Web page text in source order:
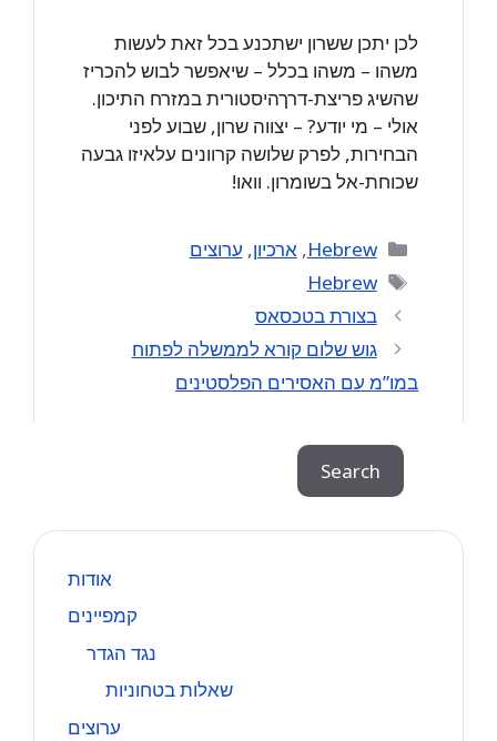
לכן יתכן ששרון ישתכנע בכל זאת לעשות
משהו – משהו בכלל – שיאפשר לבוש להכריז
שהשיג פריצת-דרךהיסטורית במזרח התיכון.
אולי – מי יודע? – יצווה שרון, שבוע לפני
הבחירות, לפרק שלושה קרוונים עלאיזו גבעה
שכוחת-אל בשומרון. וואו!
Categories
Hebrew
, ארכיון, ערוצים
Tags
Hebrew
בצורת בטכסאס
גוש שלום קורא לממשלה לפתוח
במו”מ עם האסירים הפלסטינים
Search
אודות
קמפיינים
נגד הגדר
שאלות בטחוניות
ערוצים